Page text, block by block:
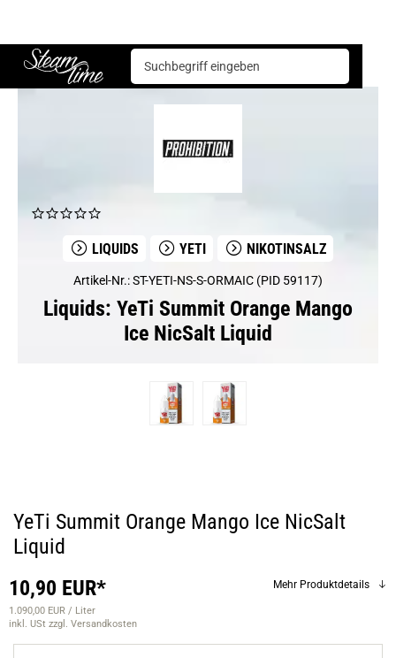
Steam time
Liquids YeTi Summit Orange Mango Ice NicSalt Liquid
LIQUIDS YETI NIKOTINSALZ
Artikel-Nr.: ST-YETI-NS-S-ORMAIC (PID 59117)
Liquids: YeTi Summit Orange Mango
Ice NicSalt Liquid
YeTi Summit Orange Mango Ice NicSalt
Liquid
10,90 EUR*
1.090,00 EUR / Liter
inkl. USt zzgl. Versandkosten
Mehr Produktdetails